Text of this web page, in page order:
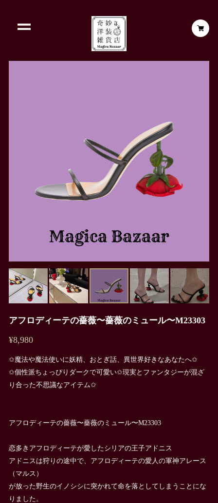
アフロディーテの薔薇〜薔薇のミュール〜M23303
¥8,980
✩魔法や魔法使いに妖精、おとぎ話、異世界好きなあなたへ✩
✩個性派ちょっぴりダークで可愛い✩現実とファンタジーが混ざ
り合った不思議なアイテム✩
アフロディーテの薔薇〜薔薇のミュール〜M23303
恋多きアフロディーテが愛したシリアの王子アドニス
アドニスは狩りの途中で、アフロディーテの愛人の軍神アレース
（マルス）
が放った野生のイノシシに突かれて命を落としてしまうことにな
りました。